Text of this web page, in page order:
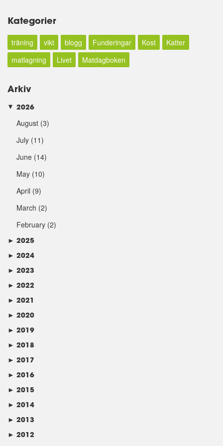
Kategorier
träning vikt blogg Funderingar Kost
Katter
matlagning
Livet Matdagboken
Arkiv
► 2026
August (3)
July (11)
June (14)
May (10)
April (9)
March (2)
February (2)
► 2025
► 2024
► 2023
► 2022
► 2021
► 2020
► 2019
► 2018
► 2017
► 2016
► 2015
► 2014
► 2013
► 2012